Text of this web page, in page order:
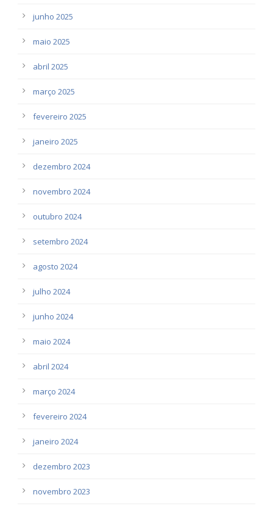
junho 2025
maio 2025
abril 2025
março 2025
fevereiro 2025
janeiro 2025
dezembro 2024
novembro 2024
outubro 2024
setembro 2024
agosto 2024
julho 2024
junho 2024
maio 2024
abril 2024
março 2024
fevereiro 2024
janeiro 2024
dezembro 2023
novembro 2023